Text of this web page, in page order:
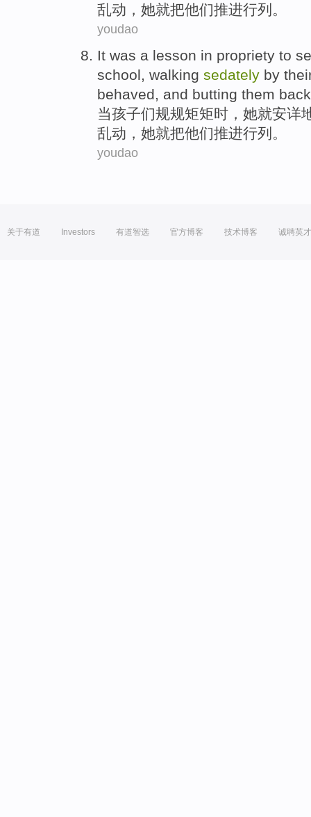
乱动，她就把他们推进行列。
youdao
It was a lesson in propriety to
school, walking sedately by
behaved, and butting them
当孩子们规规矩矩时， 她就安详
乱动，她就把他们推进行列。
youdao
关于有道 Investors 有道智选 官方博客 技术博客 诚聘英才